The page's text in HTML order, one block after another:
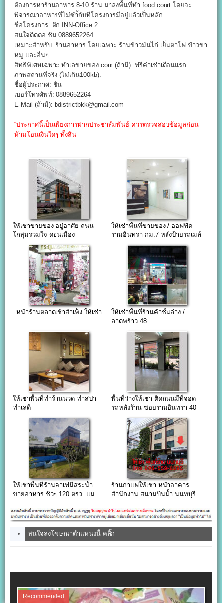
ต้องการหาร้านอาหาร 8-10 ร้าน มาลงพื้นที่ทํา food court โดยจะ
พิจารณาอาหารที่ไม่ซำ้กับที่โครงการมีอยู่แล้วเป็นหลัก
ชื่อโครงการ: ตึก INN-Office 2
สนใจติดต่อ ชิน 0889652264
เหมาะสำหรับ: ร้านอาหาร โดยเฉพาะ ร้านข้าวมันไก่ เย็นตาโฟ ข้าวขา
หมู และอื่นๆ
สิทธิพิเศษเฉพาะ ทำเลขายของ.com (ถ้ามี): ฟรีค่าเช่าเดือนแรก
ภาพสถานที่จริง (ไม่เกิน100kb):
ชื่อผู้ประกาศ: ชิน
เบอร์โทรศัพท์: 0889652264
E-Mail (ถ้ามี): bdistrictbkk@gmail.com
“ประกาศนี้เป็นเพียงการฝากประชาสัมพันธ์ ควรตรวจสอบข้อมูลก่อน
ห้ามโอนเงินใดๆ ทั้งสิน”
ให้เช่าขายของ อยู่อาศัย ถนน
โกสุมรวมใจ ดอนเมือง
ให้เช่าพื้นที่ขายของ / ออฟฟิค
รามอินทรา กม.7 หลังป้ายรถเมล์
หน้าร้านตลาดเช้าสำเพ็ง ให้เช่า
ให้เช่าพื้นที่ร้านค้าชั้นล่าง /
ลาดพร้าว 48
ให้เช่าพื้นที่ทำร้านนวด ทำสปา
ทำเลดี
พื้นที่ว่างให้เช่า ติดถนนมีที่จอด
รถหลังร้าน ซอยรามอินทรา 40
ให้เช่าพื้นที่ร้านคาเฟ่มีสระน้ำ
ขายอาหาร ชิวๆ 120 ตรว. แม่
ร้านกาแฟให้เช่า หน้าอาคาร
สำนักงาน สนามบินน้ำ นนทบุรี
สนใจลงโฆษณาตำแหน่งนี้ คลิ๊ก
Recommended